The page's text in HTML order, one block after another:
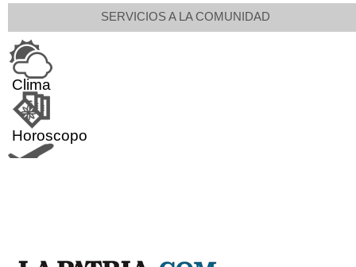
SERVICIOS A LA COMUNIDAD
Clima
Horoscopo